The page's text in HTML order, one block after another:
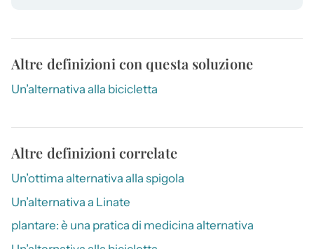
Altre definizioni con questa soluzione
Un’alternativa alla bicicletta
Altre definizioni correlate
Un’ottima alternativa alla spigola
Un’alternativa a Linate
plantare: è una pratica di medicina alternativa